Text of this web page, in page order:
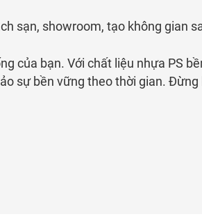
sạn, showroom, tạo không gian
của bạn. Với chất liệu nhựa PS
sự bền vững theo thời gian. Đừng